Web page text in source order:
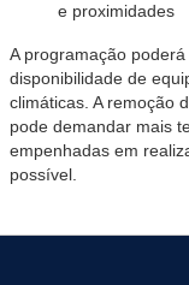
e proximidades
A programação
disponibilidade de
climáticas. A remoção
pode demandar mais
empenhadas em
possível.